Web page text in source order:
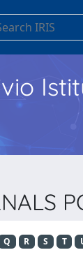
Q R S T